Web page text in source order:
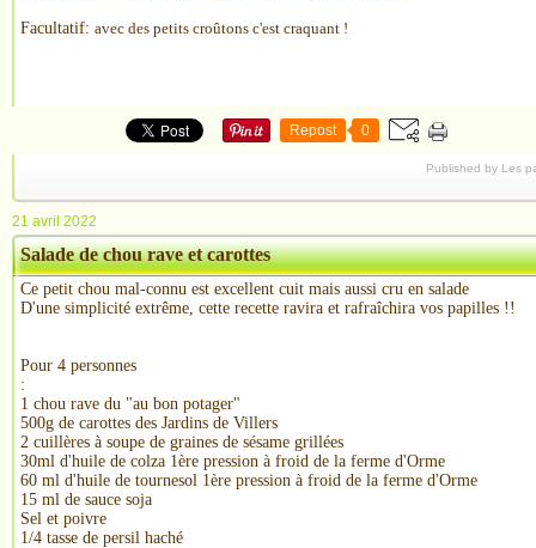
Facultatif: avec des petits croûtons c'est craquant !
Repost 0
Published by Les
21 avril 2022
Salade de chou rave et carottes
Ce petit chou mal-connu est excellent cuit mais aussi cru en salade
D'une simplicité extrême, cette recette ravira et rafraîchira vos papilles !!
Pour 4 personnes
:
1 chou rave du "au bon potager"
500g de carottes des Jardins de Villers
2 cuillères à soupe de graines de sésame grillées
30ml d'huile de colza 1ère pression à froid de la ferme d'Orme
60 ml d'huile de tournesol 1ère pression à froid de la ferme d'Orme
15 ml de sauce soja
Sel et poivre
1/4 tasse de persil haché